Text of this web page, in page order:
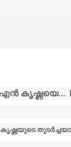
കൃഷ്ണയെ...